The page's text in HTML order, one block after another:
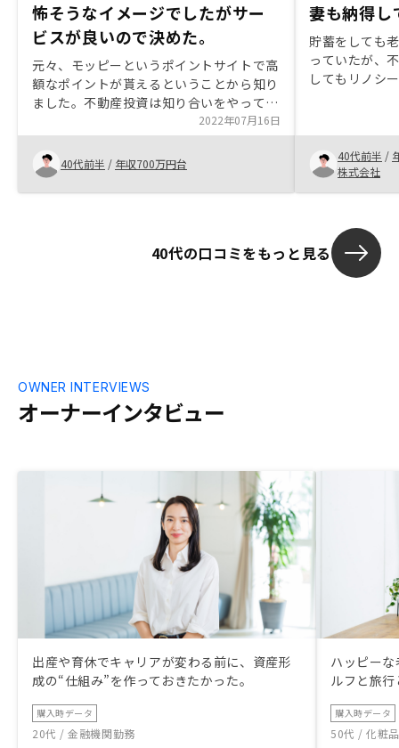
怖そうなイメージでしたがサー
ビスが良いので決めた。
元々、モッピーというポイントサイトで高
額なポイントが貰えるということから知り
ました。不動産投資は知り合いをやってい
たので何となくは知っていましたがリスク
が高そうだなと思ってやっていませんでし
た。モッピー遠通じて投資の話を聞いてる
うちに生命保険をかけている分をまわせば
自分にも始められる思いやることにしまし
さらに追加で購入して行くかどうかは現状
2022年07月16日
40代前半 / 年収700万円台
妻も納得し
貯蓄をしても
っていたが、
してもリノシ
思ので妻も納
40代前半 /
株式会社
40代の口コミをもっと見る
オーナーインタビュー
OWNER INTERVIEWS
出産や育休でキャリアが変わる前に、資産形
成の“仕組み”を作っておきたかった。
購入時データ
20代 / 金融機関勤務
ハッピー
ルフと旅
購入時データ
50代 / 化粧